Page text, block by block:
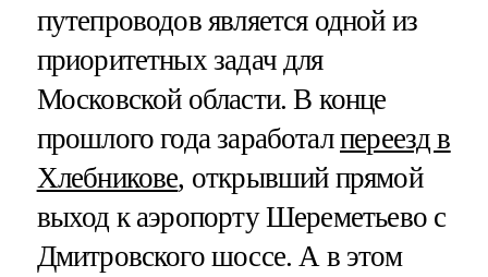
путепроводов является одной из
приоритетных задач для
Московской области. В конце
прошлого года заработалпереезд в
Хлебникове, открывший прямой
выход к аэропорту Шереметьево с
Дмитровского шоссе. А в этом